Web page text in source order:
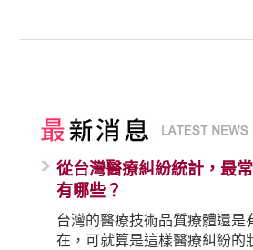
從台灣醫療糾紛統計，最
有哪些？
台灣的醫療技術品質療體還是
在，可就算是這樣醫療糾紛的